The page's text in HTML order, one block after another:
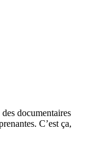
documentaires
C’est ça,